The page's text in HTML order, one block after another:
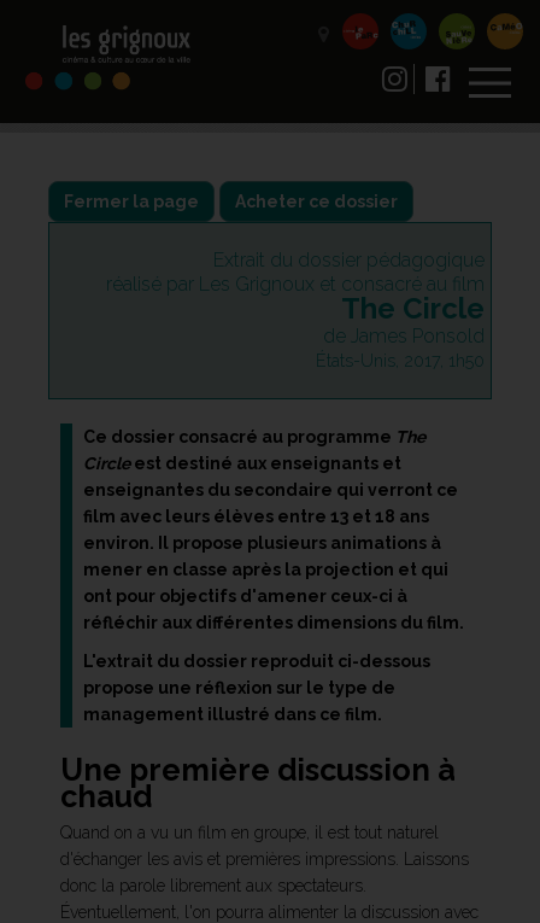
Fermer la page Acheter ce dossier
Extrait du dossier pédagogique
réalisé par Les Grignoux et consacré au film
The Circle
de James Ponsold
États-Unis, 2017, 1h50
Ce dossier consacré au programme The
Circleest destiné aux enseignants et
enseignantes du secondaire qui verront ce
film avec leurs élèves entre 13 et 18 ans
environ. Il propose plusieurs animations à
mener en classe après la projection et qui
ont pour objectifs d'amener ceux-ci à
réfléchir aux différentes dimensions du film.
L'extrait du dossier reproduit ci-dessous
propose une réflexion sur le type de
management illustré dans ce film.
Une première discussion à
chaud
Quand on a vu un film en groupe, il est tout naturel
d'échanger les avis et premières impressions. Laissons
donc la parole librement aux spectateurs.
Éventuellement, l'on pourra alimenter la discussion avec